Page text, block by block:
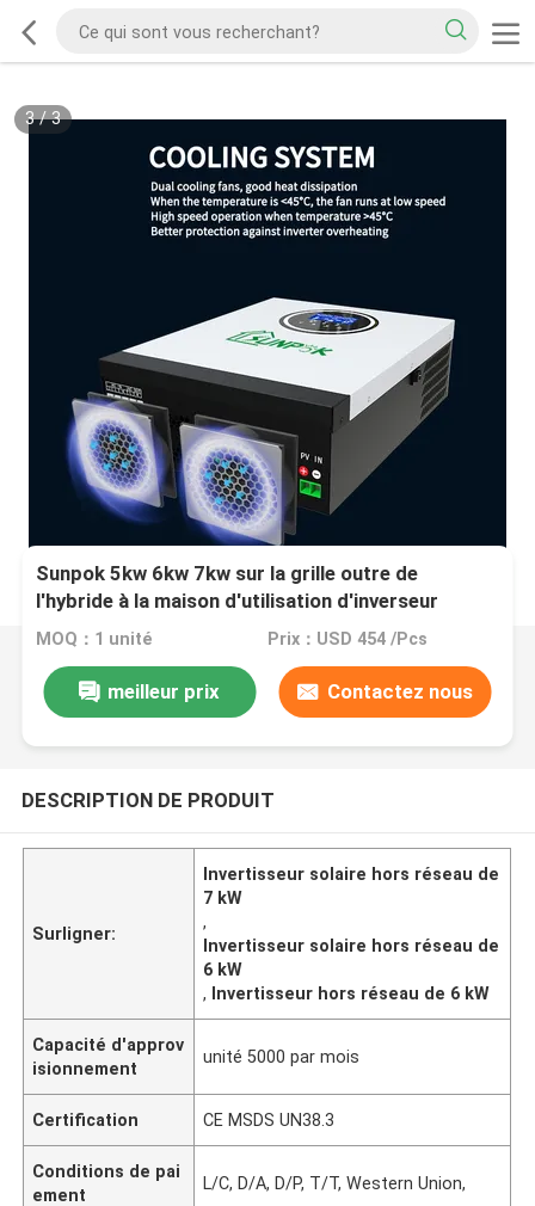
3/3
Sunpok 5kw 6kw 7kw sur la grille outre de
l'hybride à la maison d'utilisation d'inverseur
solaire de grille outre de l'inverseur de grille
MOQ：1 unité Prix：USD 454 /Pcs
meilleur prix Contactez nous
DESCRIPTION DE PRODUIT
Surligner:
Invertisseur solaire hors réseau de
7 kW
,
Invertisseur solaire hors réseau de
6 kW
, Invertisseur hors réseau de 6 kW
Capacité d'approv
isionnement
unité 5000 par mois
Certification CE MSDS UN38.3
Conditions de pai
ement
L/C, D/A, D/P, T/T, Western Union,